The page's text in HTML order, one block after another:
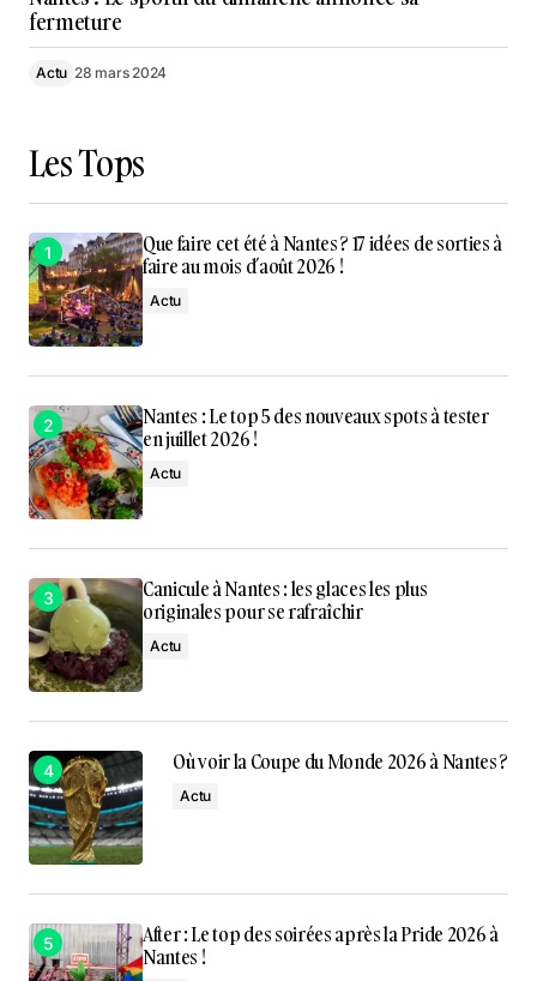
fermeture
Actu 28 mars 2024
Les Tops
Que faire cet été à Nantes ? 17 idées de sorties à
faire au mois d’août 2026 !
Actu
Nantes : Le top 5 des nouveaux spots à tester
en juillet 2026 !
Actu
Canicule à Nantes : les glaces les plus
originales pour se rafraîchir
Actu
Où voir la Coupe du Monde 2026 à Nantes ?
Actu
After : Le top des soirées après la Pride 2026 à
Nantes !